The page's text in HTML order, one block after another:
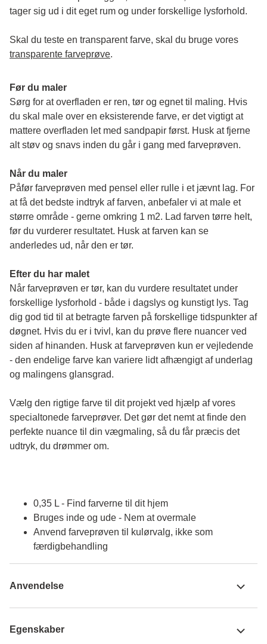
tager sig ud i dit eget rum og under forskellige lysforhold.
transparente farveprøve.
Før du maler
Sørg for at overfladen er ren, tør og egnet til maling. Hvis
du skal male over en eksisterende farve, er det vigtigt at
mattere overfladen let med sandpapir først. Husk at fjerne
alt støv og snavs inden du går i gang med farveprøven.
Når du maler
Påfør farveprøven med pensel eller rulle i et jævnt lag. For
at få det bedste indtryk af farven, anbefaler vi at male et
større område - gerne omkring 1 m2. Lad farven tørre helt,
før du vurderer resultatet. Husk at farven kan se
anderledes ud, når den er tør.
Efter du har malet
Når farveprøven er tør, kan du vurdere resultatet under
forskellige lysforhold - både i dagslys og kunstigt lys. Tag
dig god tid til at betragte farven på forskellige tidspunkter af
døgnet. Hvis du er i tvivl, kan du prøve flere nuancer ved
siden af hinanden. Husk at farveprøven kun er vejledende
- den endelige farve kan variere lidt afhængigt af underlag
og malingens glansgrad.
Vælg den rigtige farve til dit projekt ved hjælp af vores
specialtonede farveprøver. Det gør det nemt at finde den
perfekte nuance til din vægmaling, så du får præcis det
udtryk, du drømmer om.
0,35 L - Find farverne til dit hjem
Bruges inde og ude - Nem at overmale
Anvend farveprøven til kulørvalg, ikke som
færdigbehandling
Anvendelse
Egenskaber